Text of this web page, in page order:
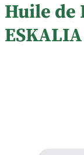
Huile de
ESKALIA